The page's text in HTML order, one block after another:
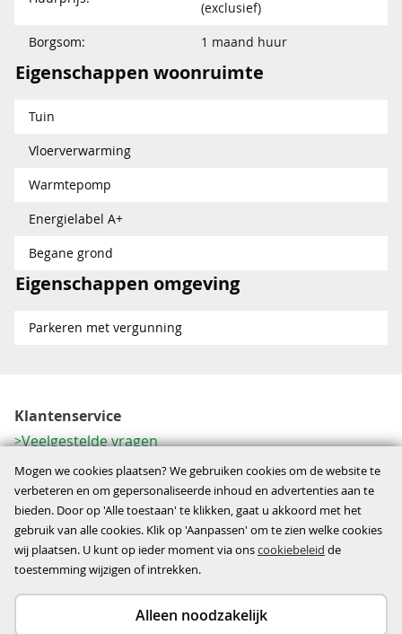
(exclusief)
Borgsom:
1 maand huur
Eigenschappen woonruimte
Tuin
Vloerverwarming
Warmtepomp
Energielabel A+
Begane grond
Eigenschappen omgeving
Parkeren met vergunning
Klantenservice
Veelgestelde vragen
Contactformulier
Herroeping
Over ons
Bedrijfsgegevens
Werkwijze
Mogen we cookies plaatsen? We gebruiken cookies om de website te
verbeteren en om gepersonaliseerde inhoud en advertenties aan te
bieden. Door op 'Alle toestaan' te klikken, gaat u akkoord met het
gebruik van alle cookies. Klik op 'Aanpassen' om te zien welke cookies
wij plaatsen. U kunt op ieder moment via onscookiebeleid de
toestemming wijzigen of intrekken.
Alleen noodzakelijk